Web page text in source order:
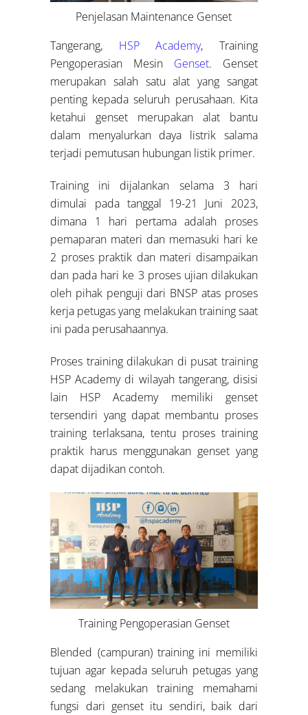
Penjelasan Maintenance Genset
Tangerang, HSP Academy, Training
Pengoperasian Mesin Genset. Genset
merupakan salah satu alat yang sangat
penting kepada seluruh perusahaan. Kita
ketahui genset merupakan alat bantu
dalam menyalurkan daya listrik salama
terjadi pemutusan hubungan listik primer.
Training ini dijalankan selama 3 hari
dimulai pada tanggal 19-21 Juni 2023,
dimana 1 hari pertama adalah proses
pemaparan materi dan memasuki hari ke
2 proses praktik dan materi disampaikan
dan pada hari ke 3 proses ujian dilakukan
oleh pihak penguji dari BNSP atas proses
kerja petugas yang melakukan training saat
ini pada perusahaannya.
Proses training dilakukan di pusat training
HSP Academy di wilayah tangerang, disisi
lain HSP Academy memiliki genset
tersendiri yang dapat membantu proses
training terlaksana, tentu proses training
praktik harus menggunakan genset yang
dapat dijadikan contoh.
Training Pengoperasian Genset
Blended (campuran) training ini memiliki
tujuan agar kepada seluruh petugas yang
sedang melakukan training memahami
fungsi dari genset itu sendiri, baik dari